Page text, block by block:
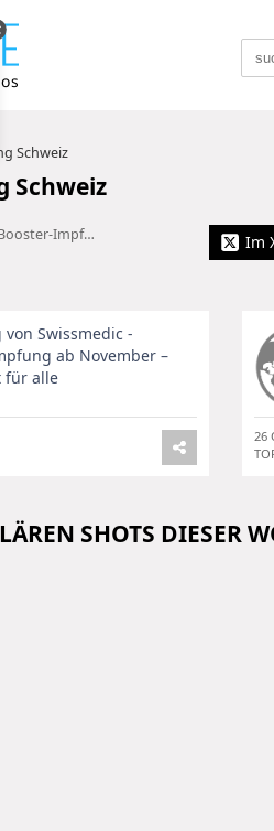
Schweiz
Schweiz
Zulassung von Swissmedic - Booster-Impfung ab November – aber nicht für alle
Im
Swissmedic -
ab November –
für alle
26
SHOTS DIESER